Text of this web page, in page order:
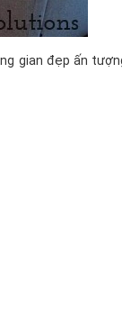
gian đẹp ấn